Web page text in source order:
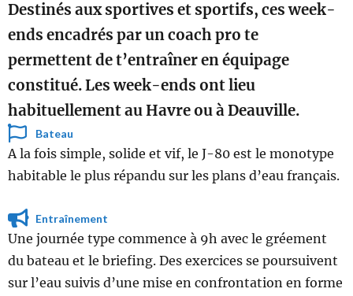
Destinés aux sportives et sportifs, ces week-
ends encadrés par un coach pro te
permettent de t’entraîner en équipage
constitué. Les week-ends ont lieu
habituellement au Havre ou à Deauville.
Bateau
A la fois simple, solide et vif, le J-80 est le monotype
habitable le plus répandu sur les plans d’eau français.
Entraînement
Une journée type commence à 9h avec le gréement
du bateau et le briefing. Des exercices se poursuivent
sur l’eau suivis d’une mise en confrontation en forme